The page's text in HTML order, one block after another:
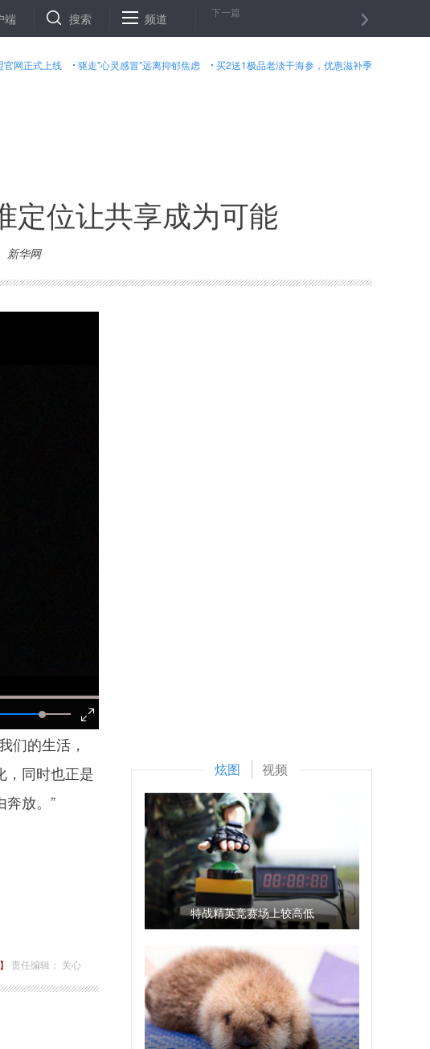
通：物联网让未来出行成为车与车之间的“对话” 高通“黑科技”：最理想的出行方
端 搜索 频道 下一篇
官网正式上线 驱走"心灵感冒"远离抑郁焦虑 买2送1极品老淡干海参，优惠滋补季
定位让共享成为可能
新华网
们的生活，
，同时也正是
放。”
责任编辑： 关心
炫图 视频
特战精英竞赛场上较高低